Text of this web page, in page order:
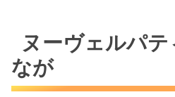
ヌーヴェルパ
なが